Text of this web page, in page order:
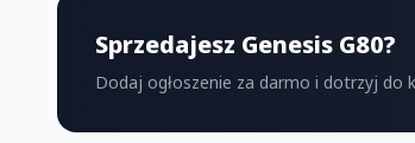
Sprzedajesz Genesis G80?
Dodaj ogłoszenie za darmo i dotrzyj do